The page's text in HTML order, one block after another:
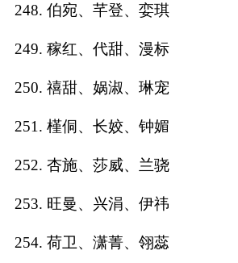
248. 伯宛、芊登、娈琪
249. 稼红、代甜、漫标
250. 禧甜、娲淑、琳宠
251. 槿侗、长姣、钟媚
252. 杏施、莎威、兰骁
253. 旺曼、兴涓、伊祎
254. 荷卫、潇菁、翎蕊